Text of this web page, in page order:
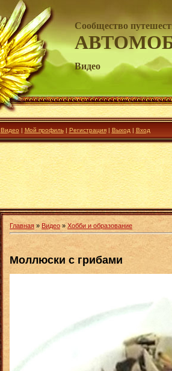
Сообщество
Видео
Видео| Мой профиль| Регистрация| Выход | Вход
Главная » Видео» Хобби и образование
Моллюски с грибами